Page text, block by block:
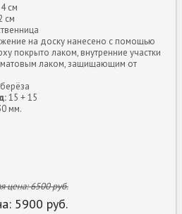
см
см
на доску нанесено с помощью
покрыто лаком, внутренние участки
лаком, защищающим от
берёза
15 + 15
мм.
цена:6500руб.
5900 руб.